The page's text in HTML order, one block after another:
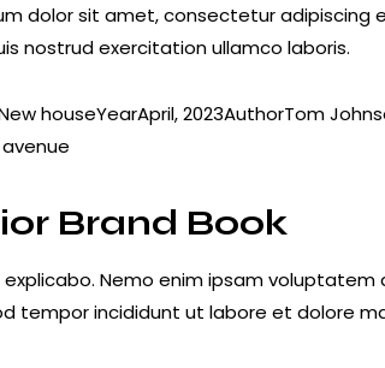
dolor sit amet, consectetur adipiscing
nostrud exercitation ullamco laboris.
houseYearApril, 2023AuthorTom
Brand Book
Nemo enim ipsam
tempor incididunt ut labore et dolore